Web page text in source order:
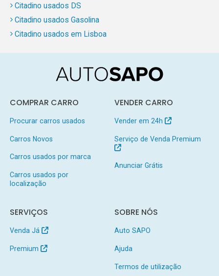
Citadino usados DS
Citadino usados Gasolina
Citadino usados em Lisboa
COMPRAR CARRO
Procurar carros usados
Carros Novos
Carros usados por marca
Carros usados por
localização
VENDER CARRO
Vender em 24h
Serviço de Venda Premium
Anunciar Grátis
SERVIÇOS
Venda Já
Premium
SOBRE NÓS
Auto SAPO
Ajuda
Termos de utilização